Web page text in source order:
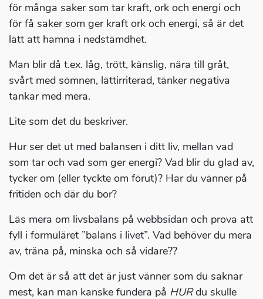
för många saker som tar kraft, ork och energi och
för få saker som ger kraft ork och energi, så är det
lätt att hamna i nedstämdhet.
Man blir då t.ex. låg, trött, känslig, nära till gråt,
svårt med sömnen, lättirriterad, tänker negativa
tankar med mera.
Lite som det du beskriver.
Hur ser det ut med balansen i ditt liv, mellan vad
som tar och vad som ger energi? Vad blir du glad av,
tycker om (eller tyckte om förut)? Har du vänner på
fritiden och där du bor?
Läs mera om livsbalans på webbsidan och prova att
fyll i formuläret ”balans i livet”. Vad behöver du mera
av, träna på, minska och så vidare??
Om det är så att det är just vänner som du saknar
mest, kan man kanske fundera på HURdu skulle